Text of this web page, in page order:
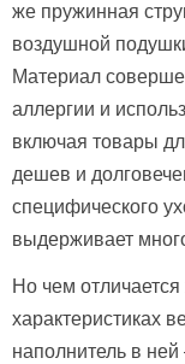
же пружинная
воздушной
Материал
аллергии и
включая товары
дешев и
специфического
выдерживает
Но чем
характеристиках
наполнитель в ней